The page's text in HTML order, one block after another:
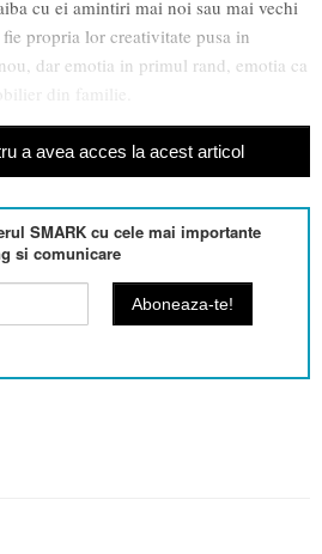
cu ei amintiri mai noi sau mai vechi
propria lor creativitate pusa in
dar emotia in primul rand, emotia ca
din familie.
a avea acces la acest articol
SMARK cu cele mai importante
si comunicare